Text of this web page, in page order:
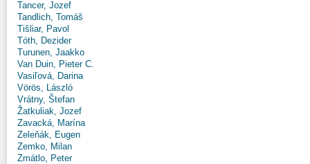
Tancer, Jozef
Tandlich, Tomáš
Tišliar, Pavol
Tóth, Dezider
Turunen, Jaakko
Van Duin, Pieter C.
Vasiľová, Darina
Vörös, László
Vrátny, Štefan
Žatkuliak, Jozef
Zavacká, Marína
Zeleňák, Eugen
Zemko, Milan
Zmátlo, Peter